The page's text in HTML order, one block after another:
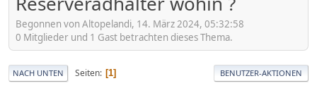
Begonnen von Altopelandi, 14. März 2024, 05:32:58
0 Mitglieder und 1 Gast betrachten dieses Thema.
NACH UNTEN Seiten 1 BENUTZER-AKTIONEN